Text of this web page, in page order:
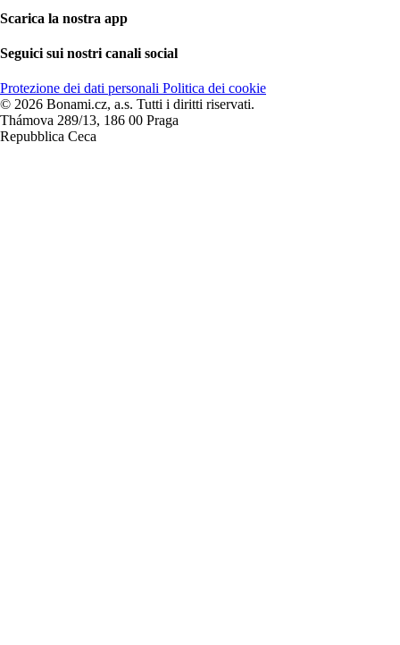
Scarica la nostra app
Seguici sui nostri canali social
Protezione dei dati personali Politica dei cookie
© 2026 Bonami.cz, a.s. Tutti i diritti riservati.
Thámova 289/13, 186 00 Praga
Repubblica Ceca